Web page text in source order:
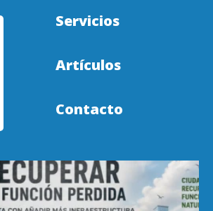
Servicios
Artículos
Contacto